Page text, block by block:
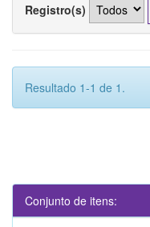
Registro(s)
Resultado 1-1 de 1.
Conjunto de itens: